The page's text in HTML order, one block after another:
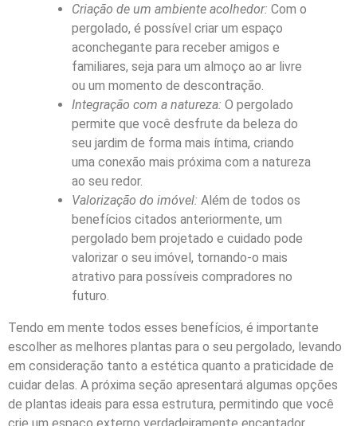
Criação de um ambiente acolhedor: Com o
pergolado, é possível criar um espaço
aconchegante para receber amigos e
familiares, seja para um almoço ao ar livre
ou um momento de descontração.
Integração com a natureza: O pergolado
permite que você desfrute da beleza do
seu jardim de forma mais íntima, criando
uma conexão mais próxima com a natureza
ao seu redor.
Valorização do imóvel: Além de todos os
benefícios citados anteriormente, um
pergolado bem projetado e cuidado pode
valorizar o seu imóvel, tornando-o mais
atrativo para possíveis compradores no
futuro.
Tendo em mente todos esses benefícios, é importante
escolher as melhores plantas para o seu pergolado, levando
em consideração tanto a estética quanto a praticidade de
cuidar delas. A próxima seção apresentará algumas opções
de plantas ideais para essa estrutura, permitindo que você